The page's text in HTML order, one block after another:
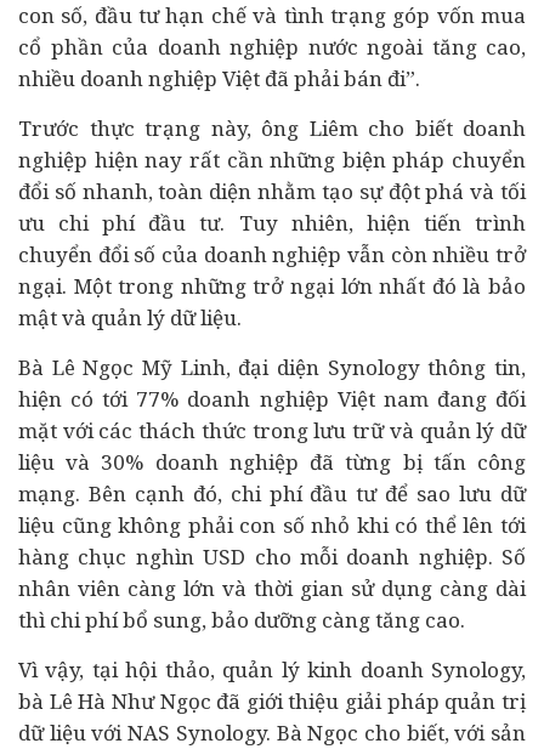
con số, đầu tưhạn chế và tình trạng góp vốn mua
cổ phần của doanh nghiệp nước ngoài tăng cao,
nhiều doanh nghiệp Việt đã phải bán đi”.
Trước thực trạng này, ông Liêm cho biết doanh
nghiệp hiện nay rất cần những biện pháp chuyển
đổi số nhanh, toàn diện nhằm tạo sự đột phá và tối
ưu chi phí đầu tư. Tuy nhiên, hiện tiến trình
chuyển đổi số của doanh nghiệp vẫn còn nhiều trở
ngại. Một trong những trở ngại lớn nhất đó là bảo
mật và quản lý dữ liệu.
Bà Lê Ngọc Mỹ Linh, đại diện Synology thông tin,
hiện có tới 77% doanh nghiệp Việt nam đang đối
mặt với các thách thức trong lưu trữ và quản lý dữ
liệu và 30% doanh nghiệp đã từng bị tấn công
mạng. Bên cạnh đó, chi phí đầu tư để sao lưu dữ
liệu cũng không phải con số nhỏ khi có thể lên tới
hàng chục nghìn USD cho mỗi doanh nghiệp. Số
nhân viên càng lớn và thời gian sử dụng càng dài
thì chi phí bổ sung, bảo dưỡng càng tăng cao.
Vì vậy, tại hội thảo, quản lý kinh doanh Synology,
bà Lê Hà Như Ngọc đã giới thiệu giải pháp quản trị
dữ liệu với NAS Synology. Bà Ngọc cho biết, với sản